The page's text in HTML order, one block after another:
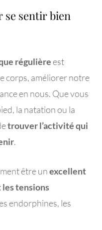
se sentir bien
régulièreest
corps, améliorer notre
en nous. Que vous
la natation ou la
trouver l’activité qui
.
être unexcellent
les tensions
endorphines, les